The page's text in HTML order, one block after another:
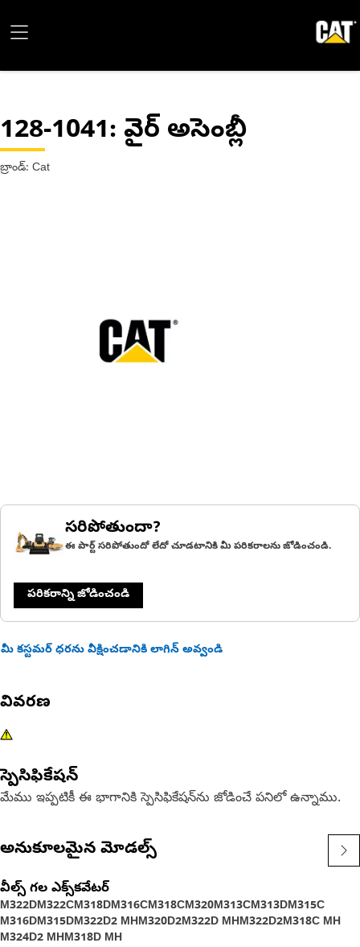
128-1041: వైర్ అసెంబ్లీ
బ్రాండ్: Cat
సరిపోతుందా?
ఈ పార్ట్ సరిపోతుందో లేదో చూడటానికి మీ పరికరాలను జోడించండి.
పరికరాన్ని జోడించండి
మీ కస్టమర్ ధరను వీక్షించడానికి లాగిన్ అవ్వండి
వివరణ
స్పెసిఫికేషన్
మేము ఇప్పటికీ ఈ భాగానికి స్పెసిఫికేషన్‌ను జోడించే పనిలో ఉన్నాము.
అనుకూలమైన మోడల్స్
వీల్స్ గల ఎక్స్‌కవేటర్
M322DM322CM318DM316CM318CM320M313CM313DM315C
M316DM315DM322D2 MHM320D2M322D MHM322D2M318C MH
M324D2 MHM318D MH